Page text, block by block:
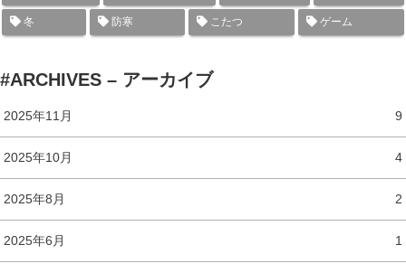
冬 防寒 こたつ ゲーム
#ARCHIVES – アーカイブ
2025年11月 9
2025年10月 4
2025年8月 2
2025年6月 1